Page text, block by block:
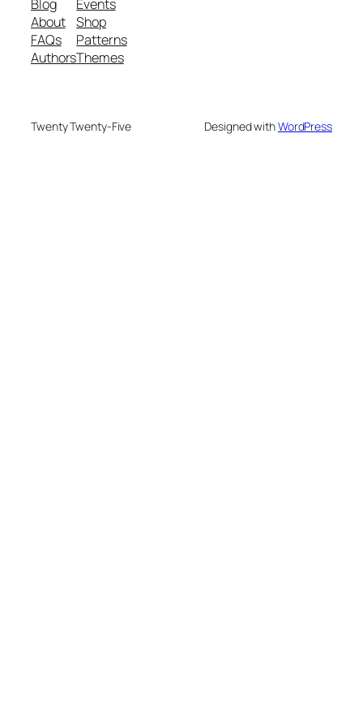
Blog
About
FAQs
Authors
Events
Shop
Patterns
Themes
Twenty Twenty-Five Designed withWordPress